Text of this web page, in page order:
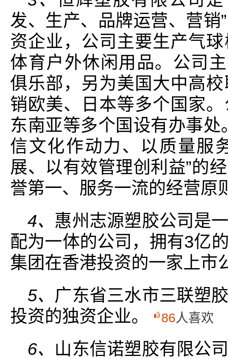
发、生产、品牌运营、营销
资企业，公司主要生产气
体育户外休闲用品。公司
俱乐部，另为美国大中高
销欧美、日本等多个国家
东南亚等多个国设有办事
信文化作动力、以质量服
展、以有效管理创利益”的
誉第一、服务一流的经营原
4、 惠州志源塑胶公司是
配为一体的公司，拥有3亿
集团在香港投资的一家上市
5、 广东省三水市三联塑
投资的独资企业。
86人喜欢
6、 山东信诺塑胶有限公